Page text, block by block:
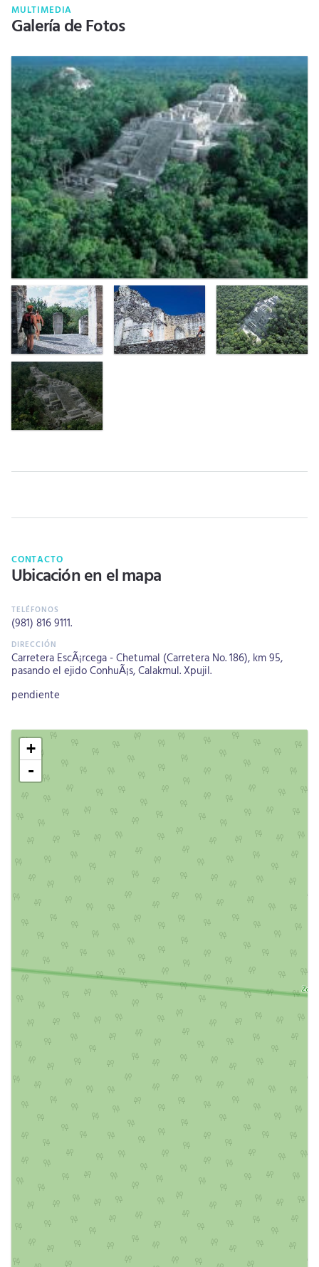
MULTIMEDIA
Galería de Fotos
CONTACTO
Ubicación en el mapa
(981) 816 9111.
Carretera EscÃ¡rcega - Chetumal (Carretera No. 186), km 95,
pasando el ejido ConhuÃ¡s, Calakmul. Xpujil.
pendiente
+
-